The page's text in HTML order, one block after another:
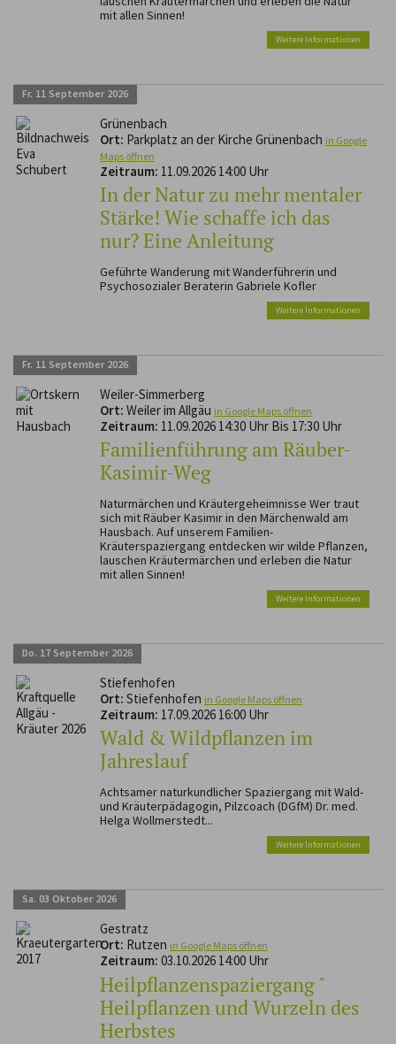
mit allen Sinnen!
Weitere Informationen
Fr. 11 September 2026
Grünenbach
Ort: Parkplatz an der Kirche Grünenbach in Google
Maps öffnen
Zeitraum: 11.09.2026 14:00 Uhr
In der Natur zu mehr mentaler
Stärke! Wie schaffe ich das
nur? Eine Anleitung
Geführte Wanderung mit Wanderführerin und
Psychosozialer Beraterin Gabriele Kofler
Weitere Informationen
Fr. 11 September 2026
Weiler-Simmerberg
Ort: Weiler im Allgäu in Google Maps öffnen
Zeitraum: 11.09.2026 14:30 Uhr Bis 17:30 Uhr
Familienführung am Räuber-
Kasimir-Weg
Naturmärchen und Kräutergeheimnisse Wer traut
sich mit Räuber Kasimir in den Märchenwald am
Hausbach. Auf unserem Familien-
Kräuterspaziergang entdecken wir wilde Pflanzen,
lauschen Kräutermärchen und erleben die Natur
mit allen Sinnen!
Weitere Informationen
Do. 17 September 2026
Stiefenhofen
Ort: Stiefenhofen in Google Maps öffnen
Zeitraum: 17.09.2026 16:00 Uhr
Wald & Wildpflanzen im
Jahreslauf
Achtsamer naturkundlicher Spaziergang mit Wald-
und Kräuterpädagogin, Pilzcoach (DGfM) Dr. med.
Helga Wollmerstedt...
Weitere Informationen
Sa. 03 Oktober 2026
Gestratz
Ort: Rutzen in Google Maps öffnen
Zeitraum: 03.10.2026 14:00 Uhr
Heilpflanzenspaziergang "
Heilpflanzen und Wurzeln des
Herbstes